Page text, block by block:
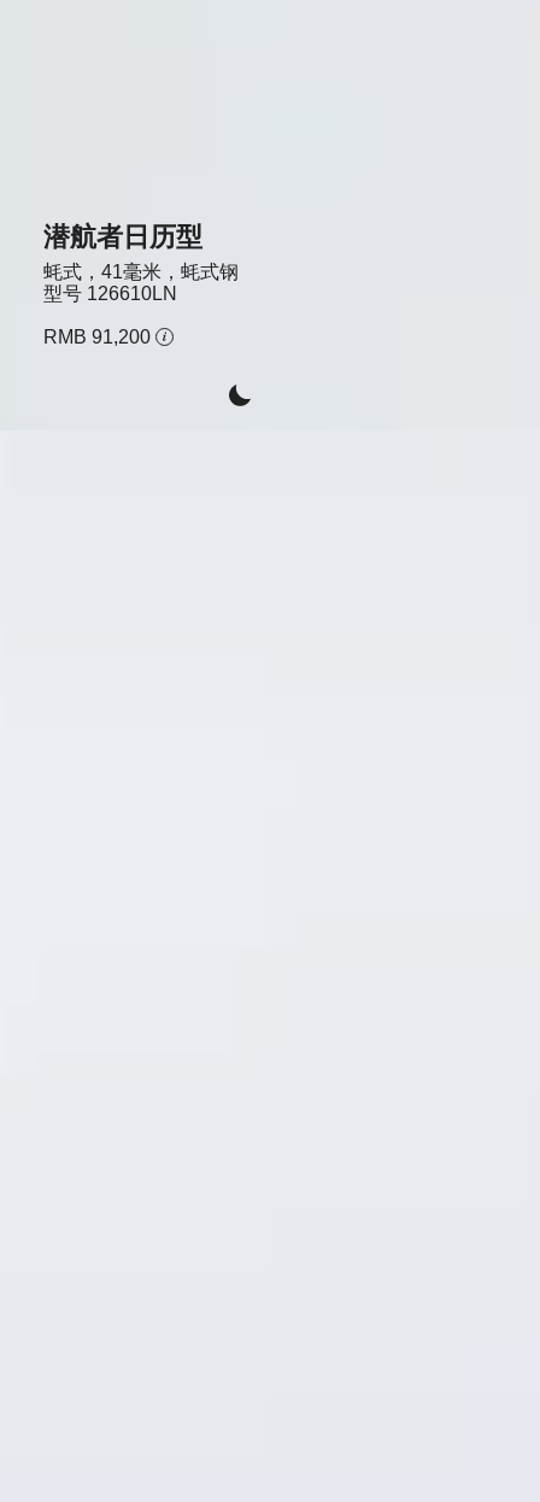
潜航者日历型
蚝式，41毫米，蚝式钢
型号 126610LN
RMB 91,200